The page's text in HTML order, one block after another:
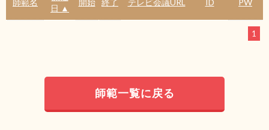
日 ▲
1
師範一覧に戻る